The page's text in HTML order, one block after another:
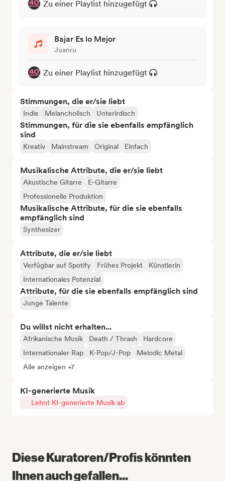
Zu einer Playlist hinzugefügt
Bajar Es lo Mejor
Juanru
Zu einer Playlist hinzugefügt
Stimmungen, die er/sie liebt
Indie Melancholisch Unterirdisch
Stimmungen, für die sie ebenfalls empfänglich
sind
Kreativ Mainstream Original Einfach
Musikalische Attribute, die er/sie liebt
Akustische Gitarre
E-Gitarre
Professionelle Produktion
Musikalische Attribute, für die sie ebenfalls
empfänglich sind
Synthesizer
Attribute, die er/sie liebt
Verfügbar auf Spotify Frühes Projekt
Künstlerin
Internationales Potenzial
Attribute, für die sie ebenfalls empfänglich sind
Junge Talente
Du willst nicht erhalten...
Afrikanische Musik Death / Thrash
Hardcore
Internationaler Rap
K-Pop/J-Pop
Melodic Metal
Alle anzeigen +7
KI-generierte Musik
Lehnt KI-generierte Musik ab
Diese Kuratoren/Profis könnten
Ihnen auch gefallen...